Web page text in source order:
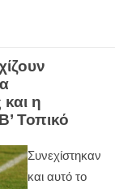
η
Τοπικό
Συνεχίστηκαν
και αυτό το